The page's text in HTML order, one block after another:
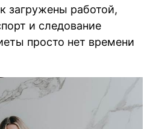
загружены работой,
и следование
просто нет времени